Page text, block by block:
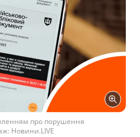
про порушення
Новини.LIVE